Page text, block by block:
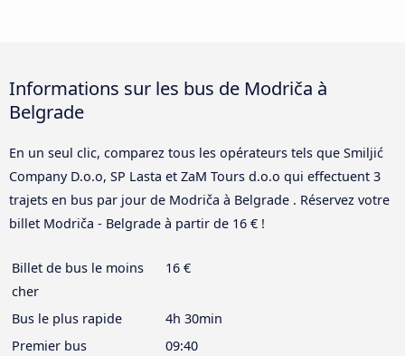
Informations sur les bus de Modriča à
Belgrade
En un seul clic, comparez tous les opérateurs tels que Smiljić
Company D.o.o, SP Lasta et ZaM Tours d.o.o qui effectuent 3
trajets en bus par jour de Modriča à Belgrade . Réservez votre
billet Modriča - Belgrade à partir de 16 € !
Billet de bus le moins
cher
16 €
Bus le plus rapide
4h 30min
Premier bus
09:40